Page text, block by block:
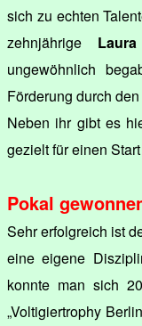
sich zu echten
zehnjährige
ungewöhnlich
Förderung durch
Neben ihr gibt es
gezielt für einen
Pokal
Sehr erfolgreich ist
eine eigene
konnte man sich
„Voltigiertrophy